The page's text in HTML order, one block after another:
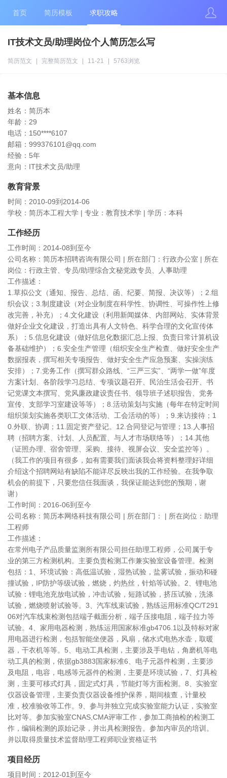
首页 简历模板 求职攻略
IT技术文员/助理岗位个人简历怎么写
简历范文 完整简历范文 11-21 5763浏览
基本信息
姓名：简历本
年龄：29
电话：150****6107
邮箱：999376101@qq.com
经验：5年
意向：IT技术文员/助理
教育背景
时间：2010-09到2014-06
学校：简历本工程大学 | 专业：教育技术学 | 学历：本科
工作经历
工作时间：2014-08到至今
公司名称：简历本招聘咨询有限公司 | 所在部门：行政办公室 | 所在
岗位：行政主管、专员/助理综合文秘党政专员、人事助理
工作描述：
1.草拟公文（通知、报告、总结、函、纪要、简报、决议等）；2.组
织会议；3.制度建设（对企业制度在科学性、协调性、可操作性上修
改完善，补充）；4.文化建设（利用新闻媒体、内部网站、实体背景
做好企业文化建设，打造出具有人文特色、科学合理的文化宣传体
系）；5.信息化建设（做好信息化数据汇总上报、负责日常计算机设
备基础维护）；6.安全生产管理（组织安全生产检查、做好安全生产
数据报表，撰写相关专项报告、做好安全生产应急预案、实操演练
安排）；7.党务工作（撰写群众路线、“三严三实”、“两学一做”年度
方案计划、各阶段学习总结、专项议题召开、民治生活会召开、书
记党课文本撰写、党风廉政建设责任书、领导班子述职报告、党务
宣传、支部学习室建设等等）；8.活动策划与实施（每年在特定时间
组织策划实施各类职工文体活动、工会活动的等）；9.来访接待；1
0.外联、协调；11.固定资产登记。12.合同登记与管理；13.人事招
聘（招聘方案、计划、人员配置、与人才市场联络等）；14.其他
（证照办理、宿舍管理、采购、接待、视屏会议、安全监控等）。
（我工作的项目有很多，如有需要我们面谈我会将资料整理好详细
介绍这个招聘网站有缺陷不能详尽反映出我的工作经验。在我争取
机会的前提下，只要您信任我面谈，我保证能达到您的预期，谢
谢）
工作时间：2016-06到至今
公司名称：简历本网络科技有限公司 | 所在部门： | 所在岗位：助理
工程师
工作描述：
在常州电子产品质量监测所有限公司担任助理工程师，公司属于专
业的第三方检测机构。主要负责检测工作兼实验室设备管理。检测
包括：1、环境试验：高低温试验，湿热试验，盐雾试验，振动和碰
撞试验，IP防护等级试验，燃烧，灼热丝，针焰等试验。2、锂电池
试验：锂电池充放电试验，冲击试验，短路试验，挤压试验，洗涤
试验，燃烧喷射试验等。3、汽车线束试验，熟练运用标准QC/T291
06对汽车线束检测包括端子截面分析，端子压接电阻，端子拉力等
试验。4、家用电器检测，熟练运用国家标准gb4706.1以及特标对家
用电器进行检测，包括智能坐便器，风扇，储水式电热水壶，取暖
器，干衣机等等。5、电动工具检测，主要涉及手电钻，角磨机等电
动工具的检测，依据gb3883国家标准6、电子元器件检测，主要涉
及电阻，电容，电感等元器件的检测，主要是环境试验，7、灯具检
测，主要可移式灯具，固定式灯具，节能灯等方面检测。8、实验室
仪器设备管理，主要负责仪器设备维护保养，期间核查，计量校
准，校准验收等工作。9、参与并独立完成实验室能力认证，实验室
比对等。参加实验室CNAS,CMA评审工作，参加工商抽检的检测工
作，编辑检测的原始记录，并出具检测报告。参加内审员的培训。
并以取得质量技术监督助理工程师职业资格证书
项目经历
项目时间：2012-01到至今